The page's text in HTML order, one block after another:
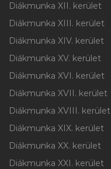
Diákmunka XII. kerület
Diákmunka XIII. kerület
Diákmunka XIV. kerület
Diákmunka XV. kerület
Diákmunka XVI. kerület
Diákmunka XVII. kerület
Diákmunka XVIII. kerület
Diákmunka XIX. kerület
Diákmunka XX. kerület
Diákmunka XXI. kerület